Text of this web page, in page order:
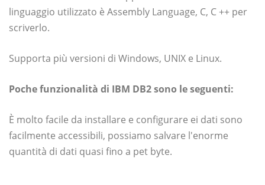
linguaggio utilizzato è Assembly Language, C, C ++ per
scriverlo.
Supporta più versioni di Windows, UNIX e Linux.
Poche funzionalità di IBM DB2 sono le seguenti:
È molto facile da installare e configurare ei dati sono
facilmente accessibili, possiamo salvare l'enorme
quantità di dati quasi fino a pet byte.